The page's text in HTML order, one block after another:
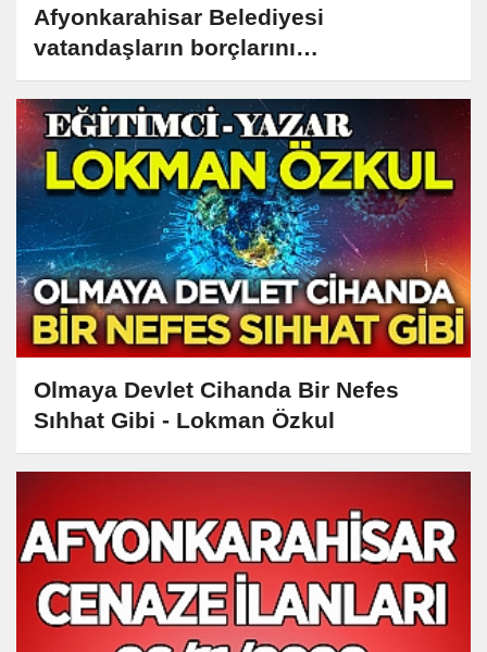
Afyonkarahisar Belediyesi
vatandaşların borçlarını
yapılandırıyor
Olmaya Devlet Cihanda Bir Nefes
Sıhhat Gibi - Lokman Özkul